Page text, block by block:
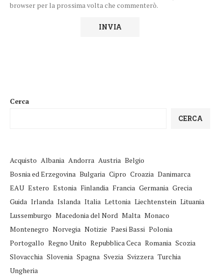
browser per la prossima volta che commenterò.
Cerca
CERCA
Acquisto Albania Andorra Austria Belgio
Bosnia ed Erzegovina Bulgaria Cipro Croazia Danimarca
EAU Estero Estonia Finlandia Francia Germania Grecia
Guida Irlanda Islanda Italia Lettonia Liechtenstein Lituania
Lussemburgo Macedonia del Nord Malta Monaco
Montenegro Norvegia Notizie Paesi Bassi Polonia
Portogallo Regno Unito Repubblica Ceca Romania Scozia
Slovacchia Slovenia Spagna Svezia Svizzera Turchia
Ungheria